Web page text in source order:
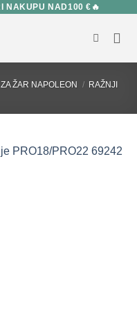
NAKUPU NAD100 €🔥
ŽAR NAPOLEON / RAŽNJI